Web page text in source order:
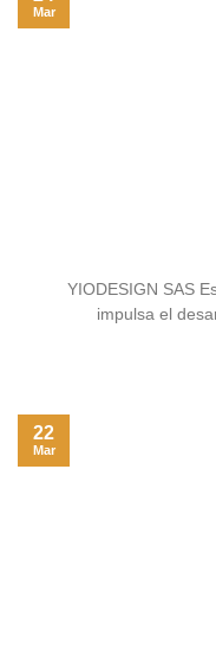
YIODESIGN SAS
impulsa el
Mar
22
Mar